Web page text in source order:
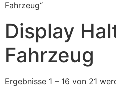
Fahrzeug“
Display
Fahrzeug
Ergebnisse 1 – 16 von 21